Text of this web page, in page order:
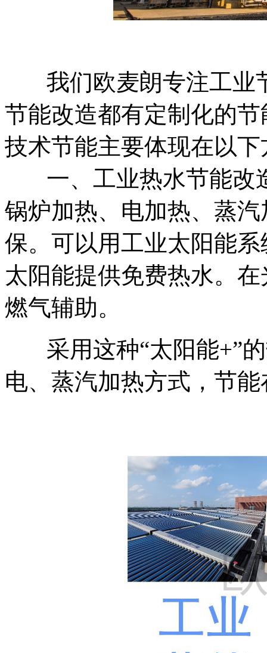
我们欧麦朗专注工业
节能改造都有定制化的
技术节能主要体现在以下
一、工业热水节能改
锅炉加热、电加热、蒸
保。可以用工业太阳能
太阳能提供免费热水。
燃气辅助。
采用这种“太阳能+”
电、蒸汽加热方式，节能